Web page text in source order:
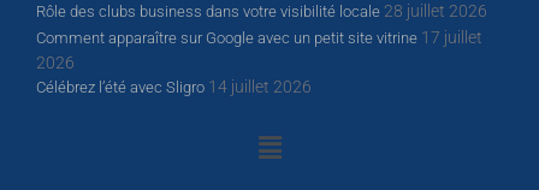
Rôle des clubs business dans votre visibilité locale 28 juillet 2026
Comment apparaître sur Google avec un petit site vitrine 17 juillet
2026
Célébrez l’été avec Sligro 14 juillet 2026